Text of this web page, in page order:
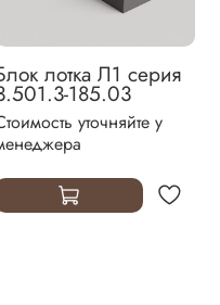
лотка Л1 серия
185.03
уточняйте у